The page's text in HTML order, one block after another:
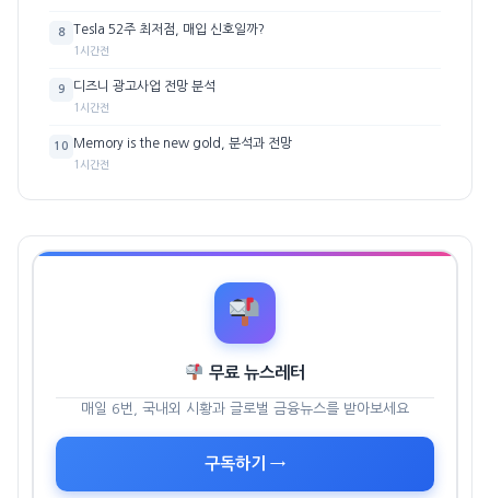
8 Tesla 52주 최저점, 매입 신호일까?
1시간전
9 디즈니 광고사업 전망 분석
1시간전
10 Memory is the new gold, 분석과 전망
1시간전
무료 뉴스레터
매일 6번, 국내외 시황과 글로벌 금융뉴스를 받아보세요
구독하기 →